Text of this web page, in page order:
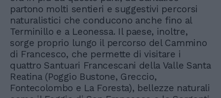
partono molti sentieri e suggestivi percorsi
naturalistici che conducono anche fino al
Terminillo e a Leonessa. Il paese, inoltre,
sorge proprio lungo il percorso del Cammino
di Francesco, che permette di visitare i
quattro Santuari Francescani della Valle Santa
Reatina (Poggio Bustone, Greccio,
Fontecolombo e La Foresta), bellezze naturali